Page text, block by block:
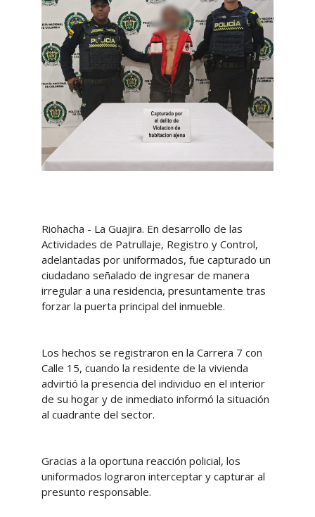
Riohacha - La Guajira. En desarrollo de las
Actividades de Patrullaje, Registro y Control,
adelantadas por uniformados, fue capturado un
ciudadano señalado de ingresar de manera
irregular a una residencia, presuntamente tras
forzar la puerta principal del inmueble.
Los hechos se registraron en la Carrera 7 con
Calle 15, cuando la residente de la vivienda
advirtió la presencia del individuo en el interior
de su hogar y de inmediato informó la situación
al cuadrante del sector.
Gracias a la oportuna reacción policial, los
uniformados lograron interceptar y capturar al
presunto responsable.